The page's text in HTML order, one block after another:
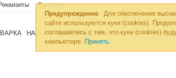
Предупреждение
Для обеспечения
сайте используются куки (cookies).
соглашаетесь с тем, что куки (cookies)
компьютере: Принять
Контакты
НАБОРЫ ИНСТРУМЕНТОВ »